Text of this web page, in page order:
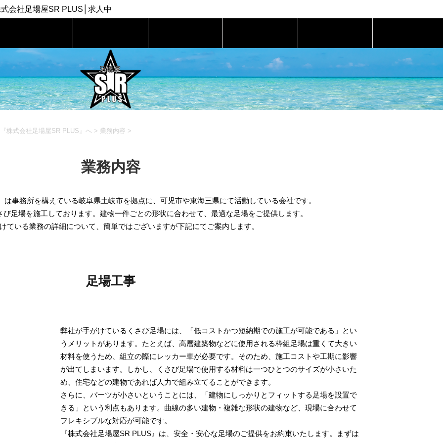
株式会社足場屋SR PLUS』へ > 業務内容 >
業務内容
は事務所を構えている岐阜県土岐市を拠点に、可児市や東海三県にて活動している会社です。
足場を施工しております。建物一件ごとの形状に合わせて、最適な足場をご提供します。
ている業務の詳細について、簡単ではございますが下記にてご案内します。
足場工事
弊社が手がけているくさび足場には、「低コストかつ短納期での施工が可能である」とい
うメリットがあります。たとえば、高層建築物などに使用される枠組足場は重くて大きい
材料を使うため、組立の際にレッカー車が必要です。そのため、施工コストや工期に影響
が出てしまいます。しかし、くさび足場で使用する材料は一つひとつのサイズが小さいた
め、住宅などの建物であれば人力で組み立てることができます。
さらに、パーツが小さいということには、「建物にしっかりとフィットする足場を設置で
きる」という利点もあります。曲線の多い建物・複雑な形状の建物など、現場に合わせて
フレキシブルな対応が可能です。
『株式会社足場屋SR PLUS』は、安全・安心な足場のご提供をお約束いたします。まずは